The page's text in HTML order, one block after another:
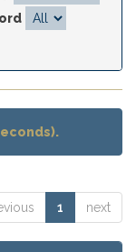
1 next